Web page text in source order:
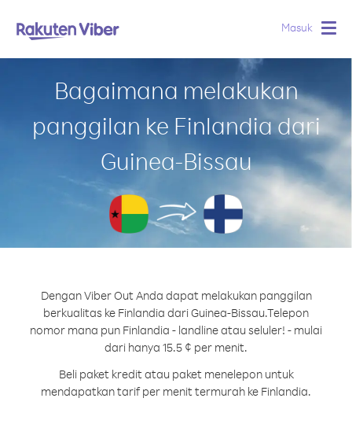
Masuk
Bagaimana melakukan
panggilan ke Finlandia dari
Guinea-Bissau
Dengan Viber Out Anda dapat melakukan panggilan
berkualitas ke Finlandia dari Guinea-Bissau.Telepon
nomor mana pun Finlandia - landline atau seluler! - mulai
dari hanya 15.5 ¢ per menit.
Beli paket kredit atau paket menelepon untuk
mendapatkan tarif per menit termurah ke Finlandia.